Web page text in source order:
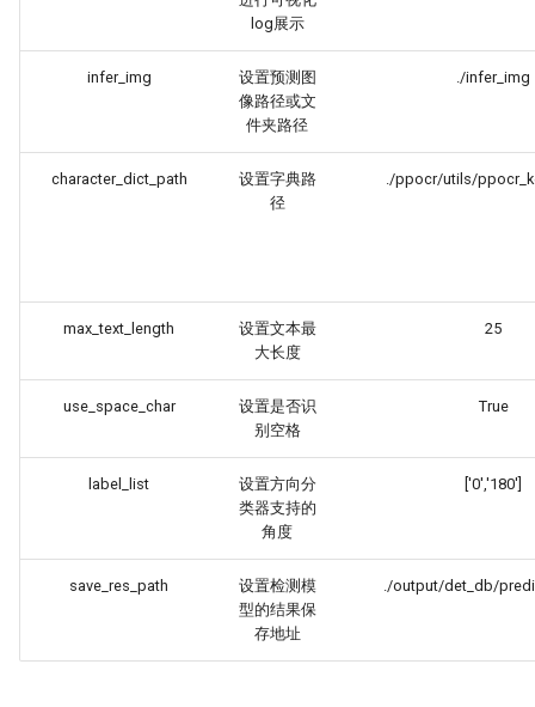
log展示
infer_img
设置预测图
像路径或文
件夹路径
./infer_img
character_dict_path
设置字典路
径
./ppocr/utils/
max_text_length
设置文本最
大长度
25
use_space_char
设置是否识
别空格
True
label_list
设置方向分
类器支持的
角度
['0','180']
save_res_path
设置检测模
型的结果保
存地址
./output/det_db/